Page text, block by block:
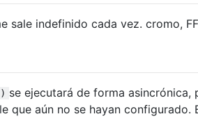
sale indefinido cada vez. cromo,
se ejecutará de forma asincrónica,
que aún no se hayan configurado.